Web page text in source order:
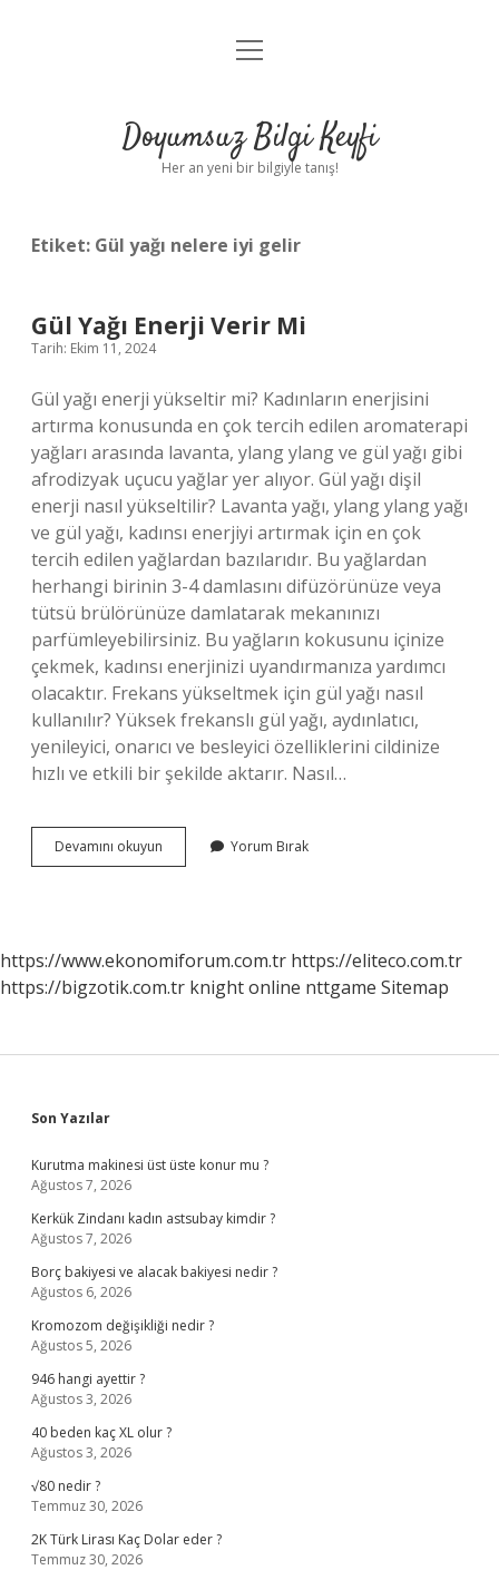
Anasayfa
Yasal Uyarı
menüyü
Doyumsuz Bilgi Keyfi
Her an yeni bir bilgiyle tanış!
Etiket: Gül yağı nelere iyi gelir
Gül Yağı Enerji Verir Mi
Tarih: Ekim 11, 2024
Gül yağı enerji yükseltir mi? Kadınların enerjisini
artırma konusunda en çok tercih edilen aromaterapi
yağları arasında lavanta, ylang ylang ve gül yağı gibi
afrodizyak uçucu yağlar yer alıyor. Gül yağı dişil
enerji nasıl yükseltilir? Lavanta yağı, ylang ylang yağı
ve gül yağı, kadınsı enerjiyi artırmak için en çok
tercih edilen yağlardan bazılarıdır. Bu yağlardan
herhangi birinin 3-4 damlasını difüzörünüze veya
tütsü brülörünüze damlatarak mekanınızı
parfümleyebilirsiniz. Bu yağların kokusunu içinize
çekmek, kadınsı enerjinizi uyandırmanıza yardımcı
olacaktır. Frekans yükseltmek için gül yağı nasıl
kullanılır? Yüksek frekanslı gül yağı, aydınlatıcı,
yenileyici, onarıcı ve besleyici özelliklerini cildinize
hızlı ve etkili bir şekilde aktarır. Nasıl…
Devamını okuyun
Yağı
Yorum Bırak
https://www.ekonomiforum.com.tr https://eliteco.com.tr
https://bigzotik.com.tr knight online nttgame Sitemap
Sidebar
Son Yazılar
Kurutma makinesi üst üste konur mu ?
Ağustos 7, 2026
Kerkük Zindanı kadın astsubay kimdir ?
Ağustos 7, 2026
Borç bakiyesi ve alacak bakiyesi nedir ?
Ağustos 6, 2026
Kromozom değişikliği nedir ?
Ağustos 5, 2026
946 hangi ayettir ?
Ağustos 3, 2026
40 beden kaç XL olur ?
Ağustos 3, 2026
√80 nedir ?
Temmuz 30, 2026
2K Türk Lirası Kaç Dolar eder ?
Temmuz 30, 2026